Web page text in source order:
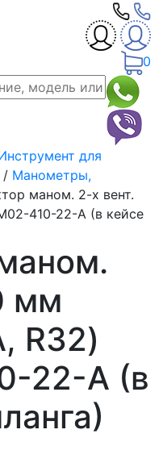
0
для
/ Манометры,
маном. 2-х вент.
410-22-A (в кейсе
мм
R32)
22-A (в